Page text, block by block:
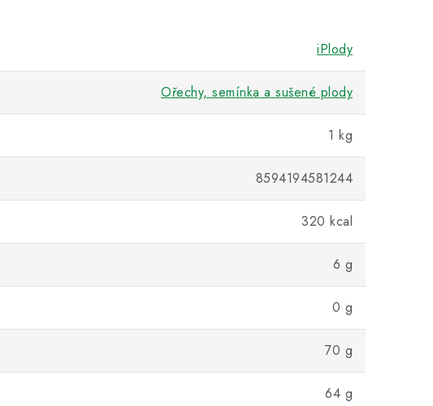
iPlody
Ořechy, semínka a sušené plody
1 kg
8594194581244
320 kcal
6 g
0 g
70 g
64 g